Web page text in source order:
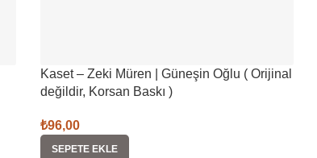
Kaset – Zeki Müren | Güneşin Oğlu ( Orijinal
değildir, Korsan Baskı )
₺96,00
SEPETE EKLE